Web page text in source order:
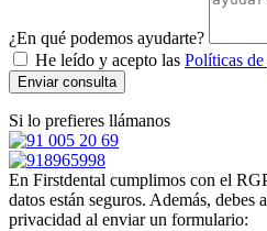
¿En qué podemos ayudarte?
He leído y acepto las Políticas
Enviar consulta
Si lo prefieres llámanos
En Firstdental cumplimos con el
datos están seguros. Además, debes
privacidad al enviar un formulario: